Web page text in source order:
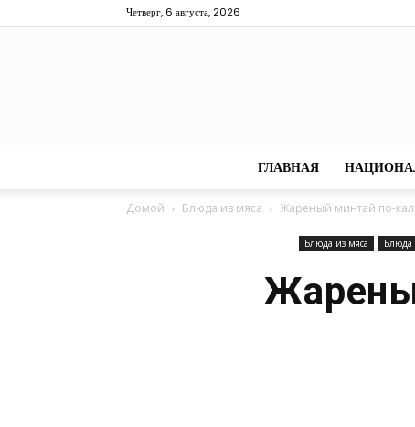
Четверг, 6 августа, 2026
ГЛАВНАЯ
Домой Блюда из мяса Жареный минтай по-
Блюда из мяса Блюда